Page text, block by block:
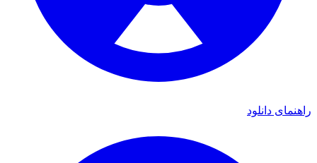
دانلود